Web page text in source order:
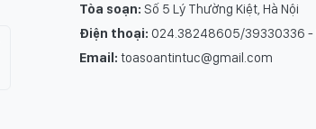
Tòa soạn: Số 5 Lý Thường Kiệt, Hà Nội
Điện thoại: 024.38248605/39330336 -
Email: toasoantintuc@gmail.com